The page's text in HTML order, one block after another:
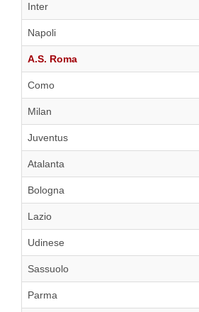
Inter
Napoli
A.S. Roma
Como
Milan
Juventus
Atalanta
Bologna
Lazio
Udinese
Sassuolo
Parma